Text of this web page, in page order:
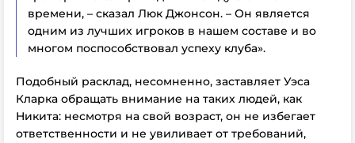
времени, – сказал Люк Джонсон. – Он является
одним из лучших игроков в нашем составе и во
многом поспособствовал успеху клуба».
Подобный расклад, несомненно, заставляет Уэса
Кларка обращать внимание на таких людей, как
Никита: несмотря на свой возраст, он не избегает
ответственности и не увиливает от требований,